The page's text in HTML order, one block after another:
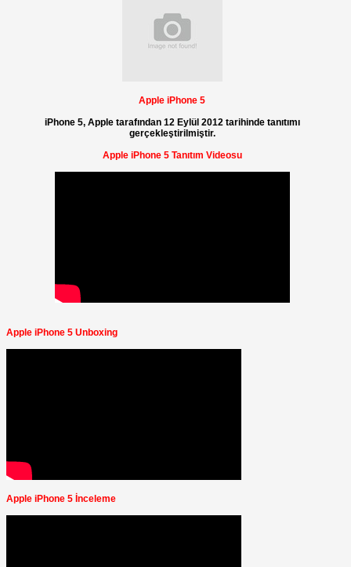
Apple iPhone 5
iPhone 5, Apple tarafından 12 Eylül 2012 tarihinde tanıtımı
gerçekleştirilmiştir.
Apple iPhone 5 Tanıtım Videosu
Apple iPhone 5 Unboxing
Apple iPhone 5 İnceleme